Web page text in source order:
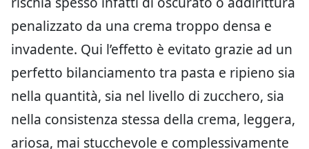
penalizzato da una crema troppo densa e
invadente. Qui l’effetto è evitato grazie ad un
perfetto bilanciamento tra pasta e ripieno sia
nella quantità, sia nel livello di zucchero, sia
nella consistenza stessa della crema, leggera,
ariosa, mai stucchevole e complessivamente